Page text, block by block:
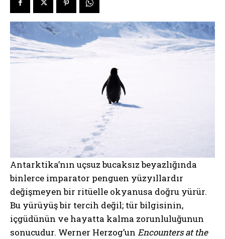
Antarktika’nın uçsuz bucaksız beyazlığında
binlerce imparator penguen yüzyıllardır
değişmeyen bir ritüelle okyanusa doğru yürür.
Bu yürüyüş bir tercih değil; tür bilgisinin,
içgüdünün ve hayatta kalma zorunluluğunun
sonucudur. Werner Herzog’un Encounters at the